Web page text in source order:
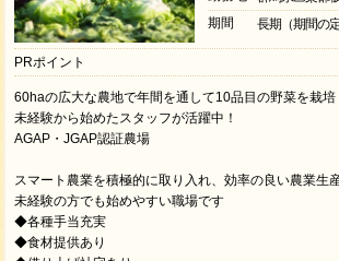
期間
長期（期間の
PRポイント
60haの広大な農地で年間を通して10品目の野菜を
未経験から始めたスタッフが活躍中！
AGAP・JGAP認証農場
スマート農業を積極的に取り入れ、効率の良い農業生
未経験の方でも始めやすい職場です
◆各種手当充実
◆食材提供あり